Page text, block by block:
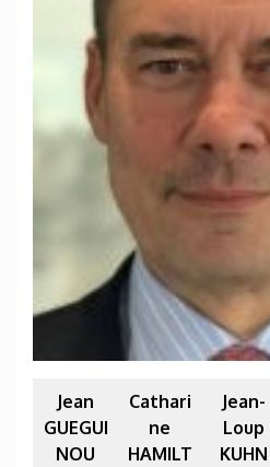
Jean
GUEGUI
NOU
Cathari
ne
HAMILT
Jean-
Loup
KUHN